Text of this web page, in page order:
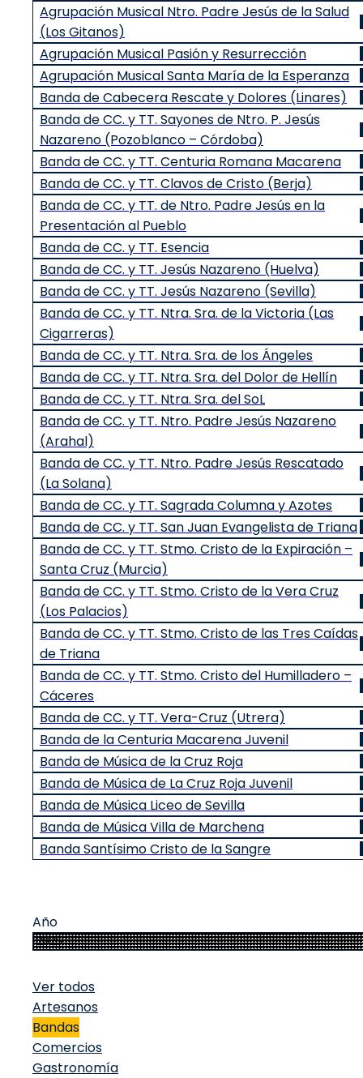
Agrupación Musical Ntro. Padre Jesús de la Salud
(Los Gitanos)
Agrupación Musical Pasión y Resurrección
Agrupación Musical Santa María de la Esperanza
Banda de Cabecera Rescate y Dolores (Linares)
Banda de CC. y TT. Sayones de Ntro. P. Jesús
Nazareno (Pozoblanco – Córdoba)
Banda de CC. y TT. Centuria Romana Macarena
Banda de CC. y TT. Clavos de Cristo (Berja)
Banda de CC. y TT. de Ntro. Padre Jesús en la
Presentación al Pueblo
Banda de CC. y TT. Esencia
Banda de CC. y TT. Jesús Nazareno (Huelva)
Banda de CC. y TT. Jesús Nazareno (Sevilla)
Banda de CC. y TT. Ntra. Sra. de la Victoria (Las
Cigarreras)
Banda de CC. y TT. Ntra. Sra. de los Ángeles
Banda de CC. y TT. Ntra. Sra. del Dolor de Hellín
Banda de CC. y TT. Ntra. Sra. del SoL
Banda de CC. y TT. Ntro. Padre Jesús Nazareno
(Arahal)
Banda de CC. y TT. Ntro. Padre Jesús Rescatado
(La Solana)
Banda de CC. y TT. Sagrada Columna y Azotes
Banda de CC. y TT. San Juan Evangelista de Triana
Banda de CC. y TT. Stmo. Cristo de la Expiración –
Santa Cruz (Murcia)
Banda de CC. y TT. Stmo. Cristo de la Vera Cruz
(Los Palacios)
Banda de CC. y TT. Stmo. Cristo de las Tres Caídas
de Triana
Banda de CC. y TT. Stmo. Cristo del Humilladero –
Cáceres
Banda de CC. y TT. Vera-Cruz (Utrera)
Banda de la Centuria Macarena Juvenil
Banda de Música de la Cruz Roja
Banda de Música de La Cruz Roja Juvenil
Banda de Música Liceo de Sevilla
Banda de Música Villa de Marchena
Banda Santísimo Cristo de la Sangre
Año
Ver todos
Artesanos
Bandas
Comercios
Gastronomía